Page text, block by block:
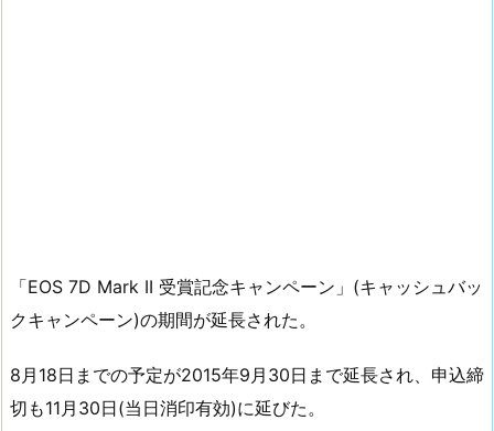
「EOS 7D Mark II 受賞記念キャンペーン」(キャッシュバッ
クキャンペーン)の期間が延長された。
8月18日までの予定が2015年9月30日まで延長され、申込締
切も11月30日(当日消印有効)に延びた。